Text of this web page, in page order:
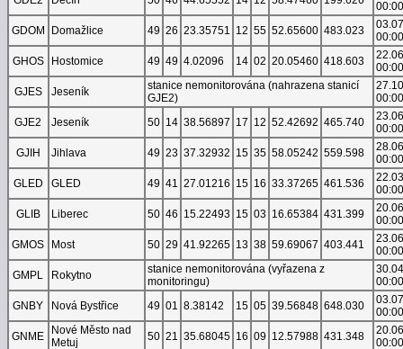
00:00
GDOM
Domažlice 49 26 23.35751 12 55 52.65600 483.023
00:00
GHOS
Hostomice 49 49 4.02096 14 02 20.05460 418.603
00:00
GJES
Jeseník
stanice nemonitorována (nahrazena stanicí
GJE2)
00:00
GJE2
Jeseník 50 14 38.56897 17 12 52.42692 465.740
00:00
GJIH
Jihlava 49 23 37.32932 15 35 58.05242 559.598
00:00
GLED
GLED 49 41 27.01216 15 16 33.37265 461.536
00:00
GLIB
Liberec 50 46 15.22493 15 03 16.65384 431.399
00:00
GMOS
Most 50 29 41.92265 13 38 59.69067 403.441
00:00
GMPL
Rokytno
stanice nemonitorována (vyřazena z
monitoringu)
00:00
GNBY
Nová Bystřice 49 01 8.38142 15 05 39.56848 648.030
00:00
GNME
Nové Město nad
Metuj
50 21 35.68045 16 09 12.57988 431.348
00:00